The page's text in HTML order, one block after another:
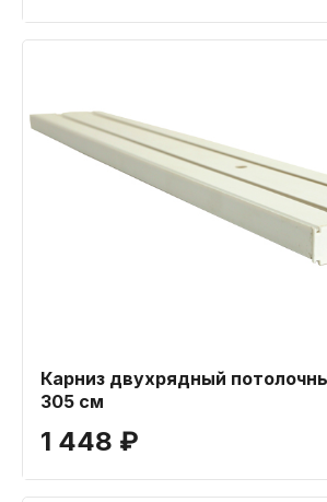
Карниз двухрядный
305 см
1 448 ₽